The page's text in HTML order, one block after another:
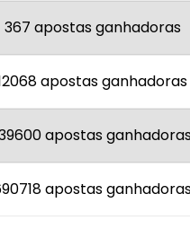
367 apostas ganhadoras
apostas ganhadoras
apostas
apostas